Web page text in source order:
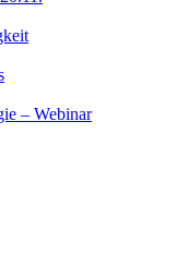
– Webinar